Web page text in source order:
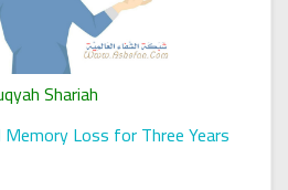
Shariah
Memory Loss for Three Years